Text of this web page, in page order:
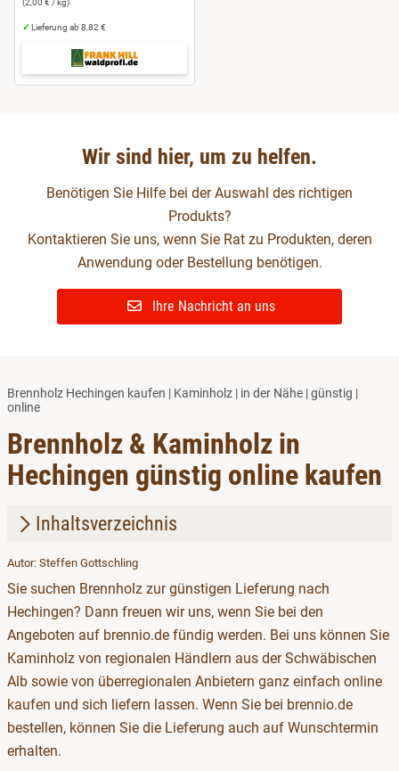
(2,00 € / kg)
✓ Lieferung ab 8,82 €
Wir sind hier, um zu helfen.
Benötigen Sie Hilfe bei der Auswahl des richtigen
Produkts?
Kontaktieren Sie uns, wenn Sie Rat zu Produkten, deren
Anwendung oder Bestellung benötigen.
Ihre Nachricht an uns
Brennholz Hechingen kaufen | Kaminholz | in der Nähe | günstig |
online
Brennholz & Kaminholz in
Hechingen günstig online kaufen
Inhaltsverzeichnis
1. Brennholz in Hechingen kaufen
2. Kaminholz im Angebot
Autor: Steffen Gottschling
Sie suchen Brennholz zur günstigen Lieferung nach
Hechingen? Dann freuen wir uns, wenn Sie bei den
Angeboten auf brennio.de fündig werden. Bei uns können Sie
Kaminholz von regionalen Händlern aus der Schwäbischen
Alb sowie von überregionalen Anbietern ganz einfach online
kaufen und sich liefern lassen. Wenn Sie bei brennio.de
bestellen, können Sie die Lieferung auch auf Wunschtermin
erhalten.